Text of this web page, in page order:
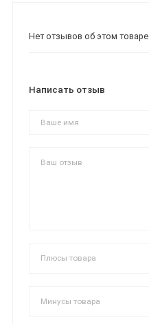
Нет отзывов об этом товаре.
Написать отзыв